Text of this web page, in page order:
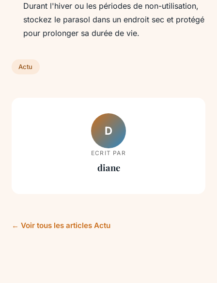
Durant l'hiver ou les périodes de non-utilisation,
stockez le parasol dans un endroit sec et protégé
pour prolonger sa durée de vie.
Actu
D
ECRIT PAR
diane
← Voir tous les articles Actu